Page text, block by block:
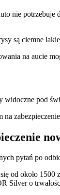
nie
są ciemne
na aucie
widoczne pod
na
pytań po
od około
Silver o